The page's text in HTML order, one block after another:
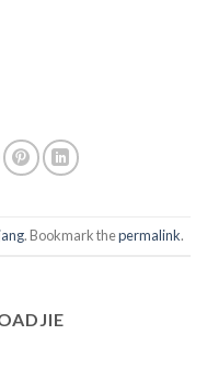
. Bookmark thepermalink.